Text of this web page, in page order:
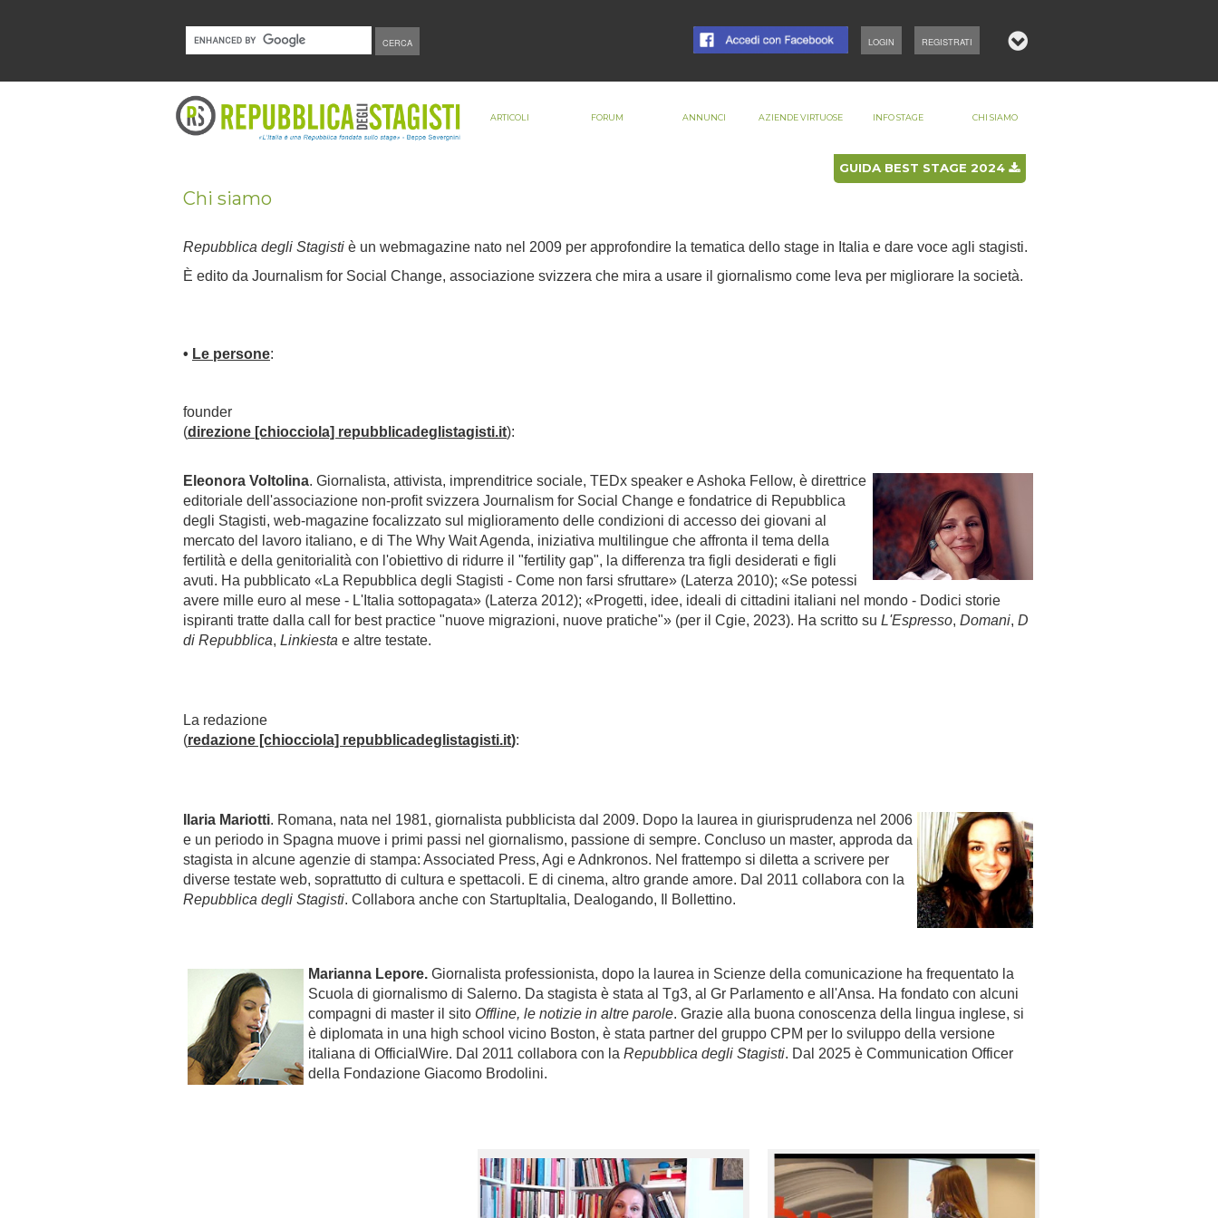
REGISTRATI
LOGIN
GUIDA BEST STAGE 2024
ARTICOLI FORUM ANNUNCI AZIENDE VIRTUOSE INFO STAGE CHI SIAMO
Chi siamo
Repubblica degli Stagisti è un webmagazine nato nel 2009 per approfondire la tematica dello stage in Italia e dare voce agli stagisti.
È edito da Journalism for Social Change, associazione svizzera che mira a usare il giornalismo come leva per migliorare la società.
• Le persone:
founder
(direzione [chiocciola] repubblicadeglistagisti.it):
Eleonora Voltolina. Giornalista, attivista, imprenditrice sociale, TEDx speaker e Ashoka Fellow, è direttrice
editoriale dell'associazione non-profit svizzera Journalism for Social Change e fondatrice di Repubblica
degli Stagisti, web-magazine focalizzato sul miglioramento delle condizioni di accesso dei giovani al
mercato del lavoro italiano, e di The Why Wait Agenda, iniziativa multilingue che affronta il tema della
fertilità e della genitorialità con l'obiettivo di ridurre il "fertility gap", la differenza tra figli desiderati e figli
avuti. Ha pubblicato «La Repubblica degli Stagisti - Come non farsi sfruttare» (Laterza 2010); «Se potessi
avere mille euro al mese - L'Italia sottopagata» (Laterza 2012); «Progetti, idee, ideali di cittadini italiani nel mondo - Dodici storie
ispiranti tratte dalla call for best practice "nuove migrazioni, nuove pratiche"» (per il Cgie, 2023). Ha scritto su L'Espresso, Domani, D
di Repubblica, Linkiesta e altre testate.
La redazione
(redazione [chiocciola] repubblicadeglistagisti.it):
Ilaria Mariotti. Romana, nata nel 1981, giornalista pubblicista dal 2009. Dopo la laurea in giurisprudenza nel 2006
e un periodo in Spagna muove i primi passi nel giornalismo, passione di sempre. Concluso un master, approda da
stagista in alcune agenzie di stampa: Associated Press, Agi e Adnkronos. Nel frattempo si diletta a scrivere per
diverse testate web, soprattutto di cultura e spettacoli. E di cinema, altro grande amore. Dal 2011 collabora con la
Repubblica degli Stagisti. Collabora anche con StartupItalia, Dealogando, Il Bollettino.
Marianna Lepore. Giornalista professionista, dopo la laurea in Scienze della comunicazione ha frequentato la
Scuola di giornalismo di Salerno. Da stagista è stata al Tg3, al Gr Parlamento e all'Ansa. Ha fondato con alcuni
compagni di master il sito Offline, le notizie in altre parole. Grazie alla buona conoscenza della lingua inglese, si
è diplomata in una high school vicino Boston, è stata partner del gruppo CPM per lo sviluppo della versione
italiana di OfficialWire. Dal 2011 collabora con la Repubblica degli Stagisti. Dal 2025 è Communication Officer
della Fondazione Giacomo Brodolini.